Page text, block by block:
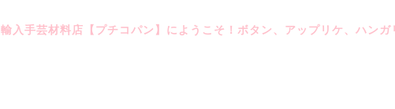
輸入手芸材料店【プチコパン】にようこそ！ボタン、アップリケ、ハン